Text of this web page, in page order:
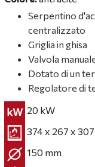
Serpentino
centralizzato
Griglia in ghisa
Valvola
Dotato di un
Regolatore di
20 kW
374 x 267 x
150 mm